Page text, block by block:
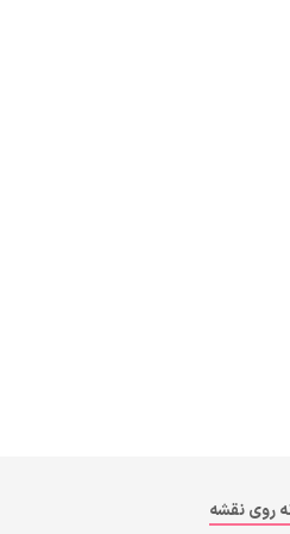
روی نقشه